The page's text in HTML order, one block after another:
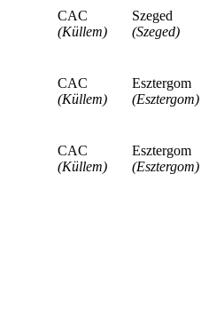
CAC
(Küllem)
Szeged
(Szeged)
CAC
(Küllem)
Esztergom
(Esztergom)
CAC
(Küllem)
Esztergom
(Esztergom)